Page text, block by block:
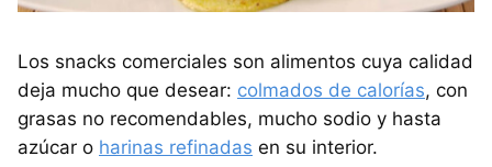
Los snacks comerciales son alimentos cuya calidad
deja mucho que desear: colmados de calorías, con
grasas no recomendables, mucho sodio y hasta
azúcar o harinas refinadas en su interior.